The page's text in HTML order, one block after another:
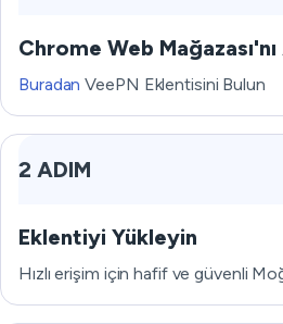
Chrome Web Mağazası'nı
Buradan VeePN Eklentisini Bulun
2 ADIM
Eklentiyi Yükleyin
Hızlı erişim için hafif ve güvenli